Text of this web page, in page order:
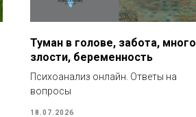
Туман в голове, забота, много
злости, беременность
Психоанализ онлайн. Ответы на
вопросы
18.07.2026